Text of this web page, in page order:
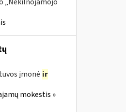
įmonė ir
mokestis »